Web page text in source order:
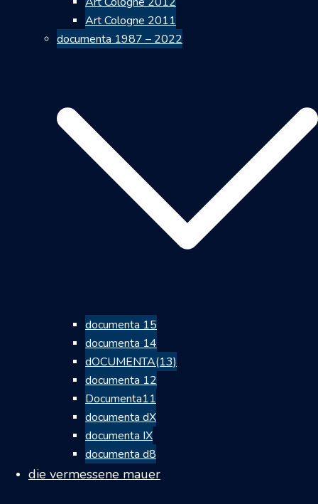
Art Cologne 2011
documenta 1987 – 2022
documenta 15
documenta 14
dOCUMENTA(13)
documenta 12
Documenta11
documenta dX
documenta IX
documenta d8
die vermessene mauer